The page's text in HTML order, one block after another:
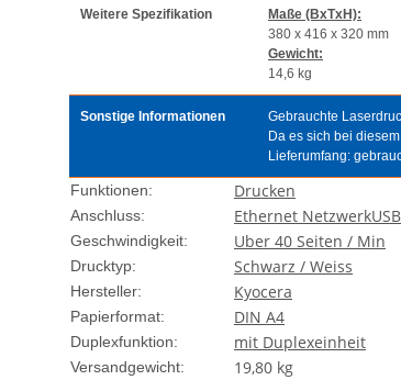
Weitere Spezifikation
Maße (BxTxH):
380 x 416 x 320 mm
Gewicht:
14,6 kg
Sonstige Informationen
Gebrauchte
Da es sich bei
Lieferumfang:
Funktionen: Drucken
Anschluss: Ethernet NetzwerkUSB
Geschwindigkeit: Uber 40 Seiten / Min
Drucktyp: Schwarz / Weiss
Hersteller: Kyocera
Papierformat: DIN A4
Duplexfunktion: mit Duplexeinheit
Versandgewicht: 19,80 kg